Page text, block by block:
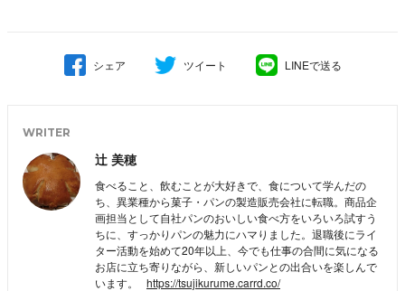
シェア ツイート LINEで送る
WRITER
辻 美穂
食べること、飲むことが大好きで、食について学んだの
ち、異業種から菓子・パンの製造販売会社に転職。商品企
画担当として自社パンのおいしい食べ方をいろいろ試すう
ちに、すっかりパンの魅力にハマりました。退職後にライ
ター活動を始めて20年以上、今でも仕事の合間に気になる
お店に立ち寄りながら、新しいパンとの出合いを楽しんで
います。 https://tsujikurume.carrd.co/